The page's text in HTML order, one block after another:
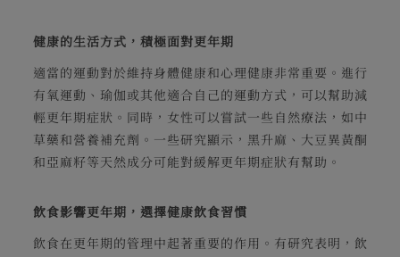
健康的生活方式，積極面對更年期
適當的運動對於維持身體健康和心理健康非常重要。進行
有氧運動、瑜伽或其他適合自己的運動方式，可以幫助減
輕更年期症狀。同時，女性可以嘗試一些自然療法，如中
草藥和營養補充劑。一些研究顯示，黑升麻、大豆異黃酮
和亞麻籽等天然成分可能對緩解更年期症狀有幫助。
飲食影響更年期，選擇健康飲食習慣
飲食在更年期的管理中起著重要的作用。有研究表明，飲